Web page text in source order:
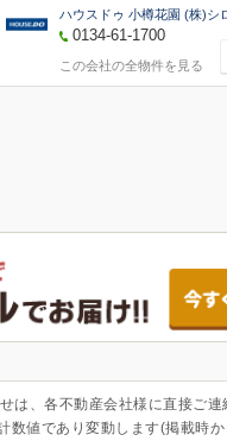
ハウスドゥ 小樽花園 (株)シ
0134-61-1700
この会社の全物件を見る
、各不動産会社様に直接ご連
値であり変動します(掲載時か